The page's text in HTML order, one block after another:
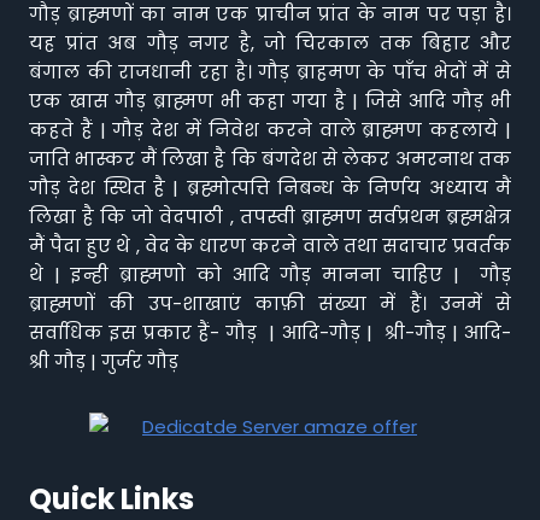
गौड़ ब्राह्मणों का नाम एक प्राचीन प्रांत के नाम पर पड़ा है।
यह प्रांत अब गौड़ नगर है, जो चिरकाल तक बिहार और
बंगाल की राजधानी रहा है। गौड़ ब्राहमण के पाँच भेदों में से
एक खास गौड़ ब्राह्मण भी कहा गया है | जिसे आदि गौड़ भी
कहते हैं | गौड़ देश में निवेश करने वाले ब्राह्मण कहलाये |
जाति भास्कर मैं लिखा है कि बंगदेश से लेकर अमरनाथ तक
गौड़ देश स्थित है | ब्रह्मोत्पत्ति निबन्ध के निर्णय अध्याय मैं
लिखा है कि जो वेदपाठी , तपस्वी ब्राह्मण सर्वप्रथम ब्रह्मक्षेत्र
मैं पैदा हुए थे , वेद के धारण करने वाले तथा सदाचार प्रवर्तक
थे | इन्ही ब्राह्मणो को आदि गौड़ मानना चाहिए | गौड़
ब्राह्मणों की उप-शाखाएं काफ़ी संख्या में हैं। उनमें से
सर्वाधिक इस प्रकार हैं- गौड़ | आदि-गौड़ | श्री-गौड़ | आदि-
श्री गौड़ | गुर्जर गौड़
Quick Links